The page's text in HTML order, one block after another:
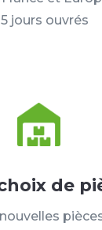
jours ouvrés
de